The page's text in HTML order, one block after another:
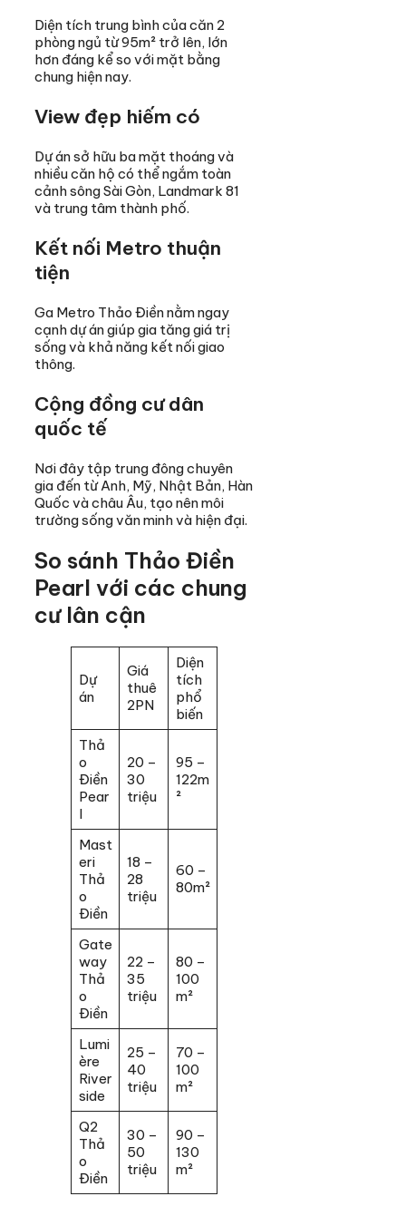
Diện tích trung bình của căn 2
phòng ngủ từ 95m² trở lên, lớn
hơn đáng kể so với mặt bằng
chung hiện nay.
View đẹp hiếm có
Dự án sở hữu ba mặt thoáng và
nhiều căn hộ có thể ngắm toàn
cảnh sông Sài Gòn, Landmark 81
và trung tâm thành phố.
Kết nối Metro thuận
tiện
Ga Metro Thảo Điền nằm ngay
cạnh dự án giúp gia tăng giá trị
sống và khả năng kết nối giao
thông.
Cộng đồng cư dân
quốc tế
Nơi đây tập trung đông chuyên
gia đến từ Anh, Mỹ, Nhật Bản, Hàn
Quốc và châu Âu, tạo nên môi
trường sống văn minh và hiện đại.
So sánh Thảo Điền
Pearl với các chung
cư lân cận
Dự
án
Giá
thuê
2PN
Diện
tích
phổ
biến
Thả
o
Điền
Pear
l
20 –
30
triệu
95 –
122m
²
Mast
eri
Thả
o
Điền
18 –
28
triệu
60 –
80m²
Gate
way
Thả
o
Điền
22 –
35
triệu
80 –
100
m²
Lumi
ère
River
side
25 –
40
triệu
70 –
100
m²
Q2
Thả
o
Điền
30 –
50
triệu
90 –
130
m²